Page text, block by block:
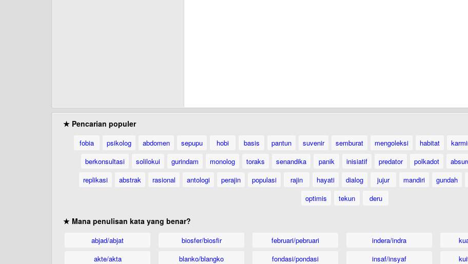
★ Pencarian populer
fobia psikolog abdomen sepupu hobi basis pantun suvenir semburat mengoleksi habitat
berkonsultasi
solilokui gurindam monolog toraks senandika panik inisiatif predator polkadot
replikasi
abstrak rasional antologi perajin populasi rajin hayati dialog jujur mandiri gundah
optimis
tekun deru
★ Mana penulisan kata yang benar?
abjad/abjat
akte/akta
biosfer/biosfir
blanko/blangko
februari/pebruari
fondasi/pondasi
indera/indra
insaf/insyaf